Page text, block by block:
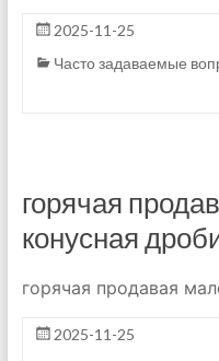
2025-11-25
Часто задаваемые
горячая
конусная
горячая продавая
2025-11-25